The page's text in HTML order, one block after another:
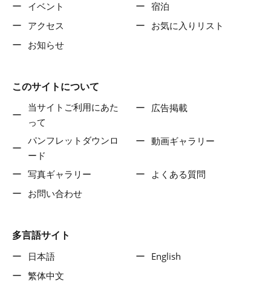
イベント
宿泊
アクセス
お気に入りリスト
お知らせ
このサイトについて
当サイトご利用にあた
って
広告掲載
パンフレットダウンロ
ード
動画ギャラリー
写真ギャラリー
よくある質問
お問い合わせ
多言語サイト
日本語
English
繁体中文